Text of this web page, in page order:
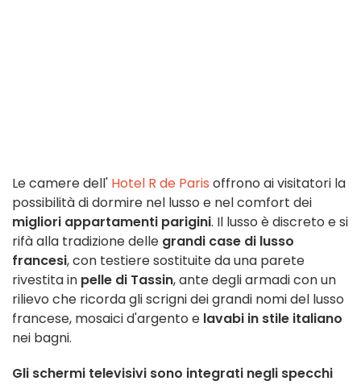
Le camere dell' Hotel R de Paris offrono ai visitatori la
possibilità di dormire nel lusso e nel comfort dei
migliori appartamenti parigini. Il lusso è discreto e si
rifà alla tradizione delle grandi case di lusso
francesi, con testiere sostituite da una parete
rivestita in pelle di Tassin, ante degli armadi con un
rilievo che ricorda gli scrigni dei grandi nomi del lusso
francese, mosaici d'argento e lavabi in stile italiano
nei bagni.
Gli schermi televisivi sono integrati negli specchi